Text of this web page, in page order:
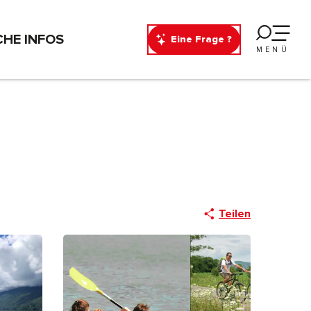
Eine Frage ?
MENÜ
INFOS
Teilen